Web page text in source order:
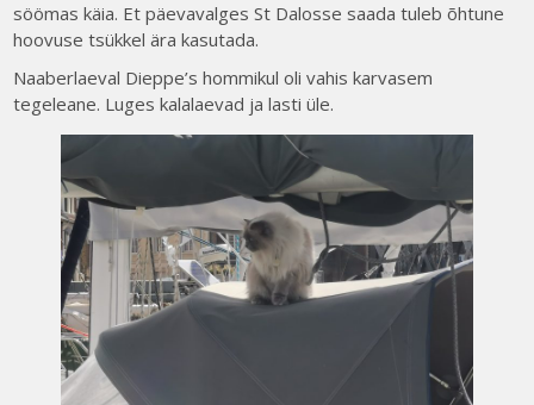
söömas käia. Et päevavalges St Dalosse saada tuleb õhtune
hoovuse tsükkel ära kasutada.
Naaberlaeval Dieppe’s hommikul oli vahis karvasem
tegeleane. Luges kalalaevad ja lasti üle.